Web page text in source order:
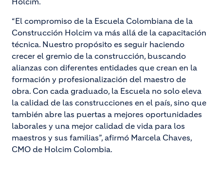
“El compromiso de la Escuela Colombiana de la
Construcción Holcim va más allá de la capacitación
técnica. Nuestro propósito es seguir haciendo
crecer el gremio de la construcción, buscando
alianzas con diferentes entidades que crean en la
formación y profesionalización del maestro de
obra. Con cada graduado, la Escuela no solo eleva
la calidad de las construcciones en el país, sino que
también abre las puertas a mejores oportunidades
laborales y una mejor calidad de vida para los
maestros y sus familias”, afirmó Marcela Chaves,
CMO de Holcim Colombia.